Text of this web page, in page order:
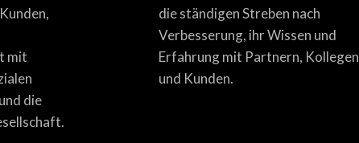
mit
die
die ständigen Streben nach
Verbesserung, ihr Wissen und
Erfahrung mit Partnern, Kollegen
und Kunden.